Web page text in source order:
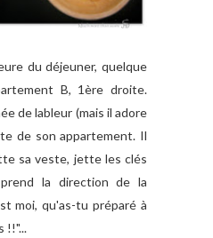
du déjeuner, quelque
B, 1ère droite.
de lableur (mais il adore
de son appartement. Il
sa veste, jette les clés
la direction de la
moi, qu'as-tu préparé à
!!"...